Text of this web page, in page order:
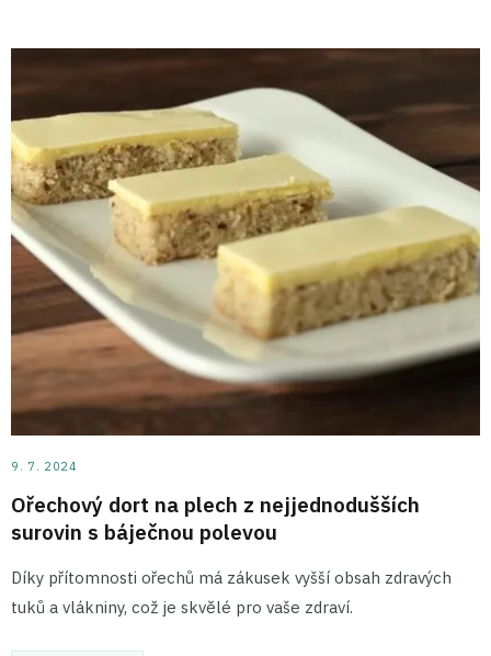
9. 7. 2024
Ořechový dort na plech z nejjednodušších
surovin s báječnou polevou
Díky přítomnosti ořechů má zákusek vyšší obsah zdravých
tuků a vlákniny, což je skvělé pro vaše zdraví.